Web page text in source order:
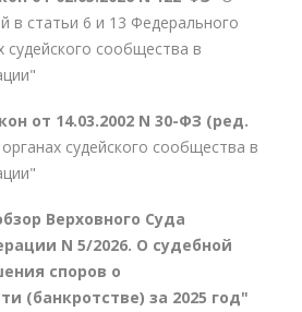
в статьи 6 и 13 Федерального
судейского сообщества в
от 14.03.2002 N 30-ФЗ (ред.
судейского сообщества в
Верховного Суда
N 5/2026. О судебной
споров о
(банкротстве) за 2025 год"